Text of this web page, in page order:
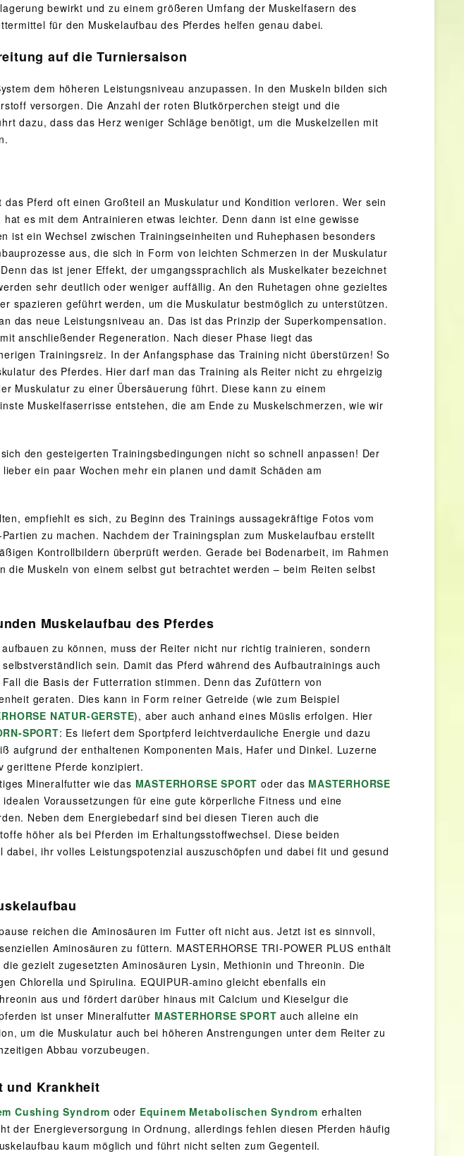
bewirkt und zu einem größeren Umfang der Muskelfasern des
für den Muskelaufbau des Pferdes helfen genau dabei.
auf die Turniersaison
dem höheren Leistungsniveau anzupassen. In den Muskeln bilden sich
versorgen. Die Anzahl der roten Blutkörperchen steigt und die
dazu, dass das Herz weniger Schläge benötigt, um die Muskelzellen mit
Pferd oft einen Großteil an Muskulatur und Kondition verloren. Wer sein
es mit dem Antrainieren etwas leichter. Denn dann ist eine gewisse
ist ein Wechsel zwischen Trainingseinheiten und Ruhephasen besonders
aus, die sich in Form von leichten Schmerzen in der Muskulatur
das ist jener Effekt, der umgangssprachlich als Muskelkater bezeichnet
sehr deutlich oder weniger auffällig. An den Ruhetagen ohne gezieltes
spazieren geführt werden, um die Muskulatur bestmöglich zu unterstützen.
das neue Leistungsniveau an. Das ist das Prinzip der Superkompensation.
anschließender Regeneration. Nach dieser Phase liegt das
Trainingsreiz. In der Anfangsphase das Training nicht überstürzen! So
des Pferdes. Hier darf man das Training als Reiter nicht zu ehrgeizig
Muskulatur zu einer Übersäuerung führt. Diese kann zu einem
Muskelfaserrisse entstehen, die am Ende zu Muskelschmerzen, wie wir
den gesteigerten Trainingsbedingungen nicht so schnell anpassen! Der
ein paar Wochen mehr ein planen und damit Schäden am
empfiehlt es sich, zu Beginn des Trainings aussagekräftige Fotos vom
zu machen. Nachdem der Trainingsplan zum Muskelaufbau erstellt
Kontrollbildern überprüft werden. Gerade bei Bodenarbeit, im Rahmen
die Muskeln von einem selbst gut betrachtet werden – beim Reiten selbst
Muskelaufbau des Pferdes
zu können, muss der Reiter nicht nur richtig trainieren, sondern
sein. Damit das Pferd während des Aufbautrainings auch
die Basis der Futterration stimmen. Denn das Zufüttern von
geraten. Dies kann in Form reiner Getreide (wie zum Beispiel
NATUR-GERSTE), aber auch anhand eines Müslis erfolgen. Hier
SPORT: Es liefert dem Sportpferd leichtverdauliche Energie und dazu
aufgrund der enthaltenen Komponenten Mais, Hafer und Dinkel. Luzerne
gerittene Pferde konzipiert.
Mineralfutter wie das MASTERHORSE SPORT oder das MASTERHORSE
Voraussetzungen für eine gute körperliche Fitness und eine
Neben dem Energiebedarf sind bei diesen Tieren auch die
höher als bei Pferden im Erhaltungsstoffwechsel. Diese beiden
ihr volles Leistungspotenzial auszuschöpfen und dabei fit und gesund
reichen die Aminosäuren im Futter oft nicht aus. Jetzt ist es sinnvoll,
Aminosäuren zu füttern. MASTERHORSE TRI-POWER PLUS enthält
gezielt zugesetzten Aminosäuren Lysin, Methionin und Threonin. Die
Chlorella und Spirulina. EQUIPUR-amino gleicht ebenfalls ein
aus und fördert darüber hinaus mit Calcium und Kieselgur die
ist unser Mineralfutter MASTERHORSE SPORT auch alleine ein
um die Muskulatur auch bei höheren Anstrengungen unter dem Reiter zu
Abbau vorzubeugen.
und Krankheit
Cushing Syndrom oder Equinem Metabolischen Syndrom erhalten
der Energieversorgung in Ordnung, allerdings fehlen diesen Pferden häufig
kaum möglich und führt nicht selten zum Gegenteil.